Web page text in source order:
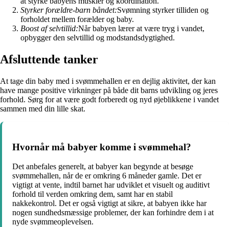
Styrker forældre-barn båndet:Svømning styrker tilliden og
forholdet mellem forælder og baby.
Boost af selvtillid:Når babyen lærer at være tryg i vandet,
opbygger den selvtillid og modstandsdygtighed.
Afsluttende tanker
At tage din baby med i svømmehallen er en dejlig aktivitet, der kan
have mange positive virkninger på både dit barns udvikling og jeres
forhold. Sørg for at være godt forberedt og nyd øjeblikkene i vandet
sammen med din lille skat.
Hvornår må babyer komme i svømmehal?
Det anbefales generelt, at babyer kan begynde at besøge
svømmehallen, når de er omkring 6 måneder gamle. Det er
vigtigt at vente, indtil barnet har udviklet et visuelt og auditivt
forhold til verden omkring dem, samt har en stabil
nakkekontrol. Det er også vigtigt at sikre, at babyen ikke har
nogen sundhedsmæssige problemer, der kan forhindre dem i at
nyde svømmeoplevelsen.